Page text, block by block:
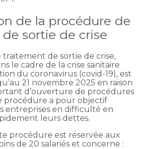
de la procédure de
sortie de crise
de sortie de crise,
le cadre de la crise sanitaire
du coronavirus (covid-19), est
21 novembre 2025 en raison
d’ouverture de procédures
procédure a pour objectif
entreprises en difficulté en
leurs dettes.
procédure est réservée aux
de 20 salariés et concerne :